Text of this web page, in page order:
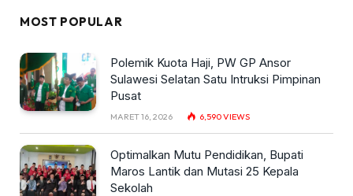
MOST POPULAR
Polemik Kuota Haji, PW GP Ansor
Sulawesi Selatan Satu Intruksi Pimpinan
Pusat
MARET 16, 2026 6,590VIEWS
Optimalkan Mutu Pendidikan, Bupati
Maros Lantik dan Mutasi 25 Kepala
Sekolah